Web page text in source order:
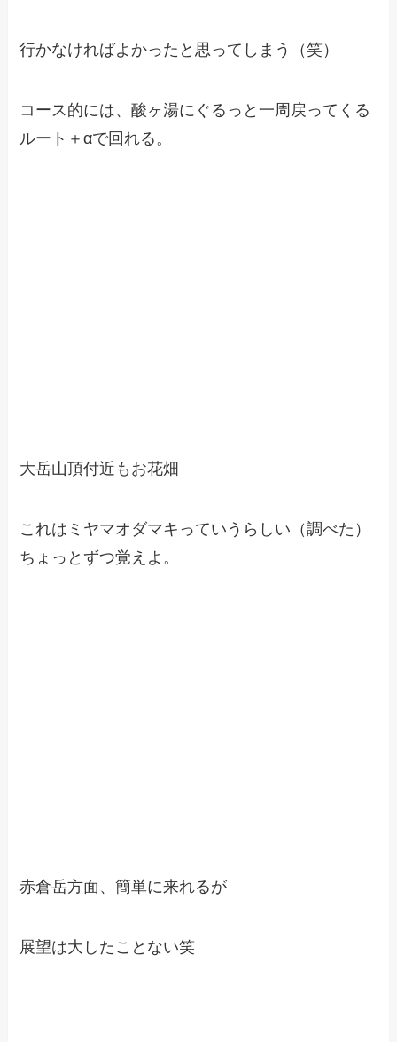
行かなければよかったと思ってしまう（笑）
コース的には、酸ヶ湯にぐるっと一周戻ってくる
ルート＋αで回れる。
大岳山頂付近もお花畑
これはミヤマオダマキっていうらしい（調べた）
ちょっとずつ覚えよ。
赤倉岳方面、簡単に来れるが
展望は大したことない笑